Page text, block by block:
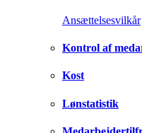
Ansættelsesvilkår
Kontrol af
Kost
Lønstatistik